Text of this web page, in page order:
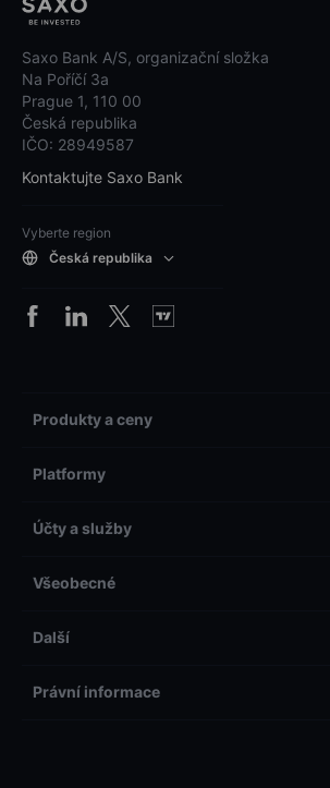
Saxo Bank A/S, organizační složka
Na Poříčí 3a
Prague 1, 110 00
Česká republika
IČO: 28949587
Kontaktujte Saxo Bank
Vyberte region
Česká republika
Produkty a ceny
Platformy
Účty a služby
Všeobecné
Další
Právní informace